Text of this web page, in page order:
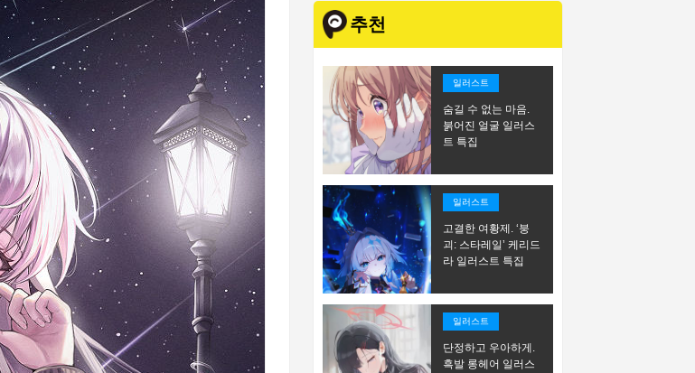
추천
일러스트
숨길 수 없는 마음.
붉어진 얼굴 일러스
트 특집
일러스트
고결한 여황제. ‘붕
괴: 스타레일’ 케리드
라 일러스트 특집
일러스트
단정하고 우아하게.
흑발 롱헤어 일러스